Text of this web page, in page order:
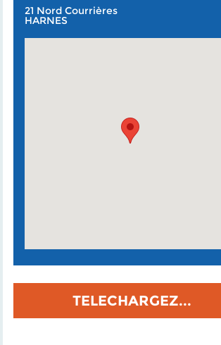
21 Nord Courrières
HARNES
TELECHARGEZ...